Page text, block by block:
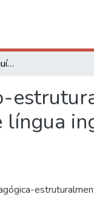
Análise dos aspectos linguísticos e pedagógico-estruturais de um portal em construção para o ensino-aprendizagem de língua inglesa para crianças
língua